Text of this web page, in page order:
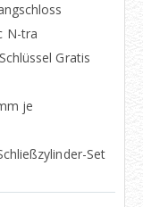
N-tra
Gratis
je
Set